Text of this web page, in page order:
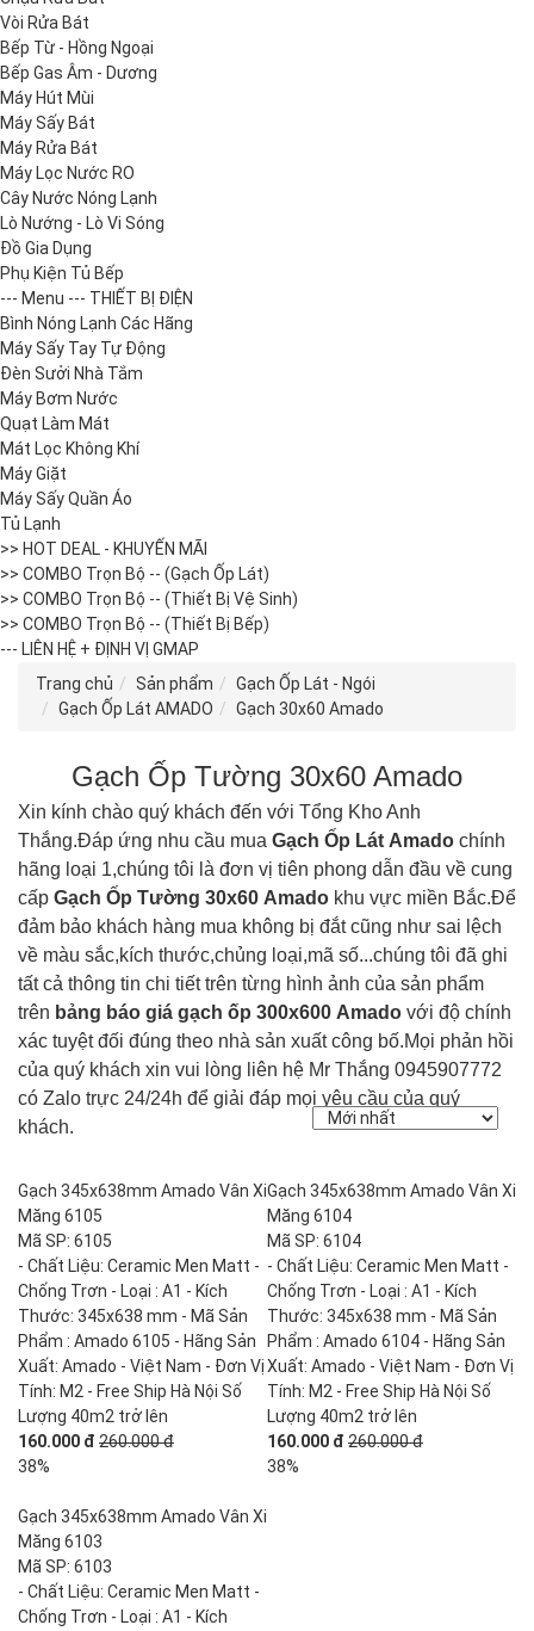
Vòi Rửa Bát
Bếp Từ - Hồng Ngoại
Bếp Gas Âm - Dương
Máy Hút Mùi
Máy Sấy Bát
Máy Rửa Bát
Máy Lọc Nước RO
Cây Nước Nóng Lạnh
Lò Nướng - Lò Vi Sóng
Đồ Gia Dụng
Phụ Kiện Tủ Bếp
--- Menu --- THIẾT BỊ ĐIỆN
Bình Nóng Lạnh Các Hãng
Máy Sấy Tay Tự Động
Đèn Sưởi Nhà Tắm
Máy Bơm Nước
Quạt Làm Mát
Mát Lọc Không Khí
Máy Giặt
Máy Sấy Quần Áo
Tủ Lạnh
>> HOT DEAL - KHUYẾN MÃI
>> COMBO Trọn Bộ -- (Gạch Ốp Lát)
>> COMBO Trọn Bộ -- (Thiết Bị Vệ Sinh)
>> COMBO Trọn Bộ -- (Thiết Bị Bếp)
--- LIÊN HỆ + ĐỊNH VỊ GMAP
Trang chủ
Sản phẩm
Gạch Ốp Lát - Ngói
Gạch Ốp Lát AMADO
Gạch 30x60 Amado
Gạch Ốp Tường 30x60 Amado
Xin kính chào quý khách đến với Tổng Kho Anh
Thắng.Đáp ứng nhu cầu mua Gạch Ốp Lát Amado chính
hãng loại 1,chúng tôi là đơn vị tiên phong dẫn đầu về cung
cấp Gạch Ốp Tường 30x60 Amado khu vực miền Bắc.Để
đảm bảo khách hàng mua không bị đắt cũng như sai lệch
về màu sắc,kích thước,chủng loại,mã số...chúng tôi đã ghi
tất cả thông tin chi tiết trên từng hình ảnh của sản phẩm
trên bảng báo giá gạch ốp 300x600 Amado với độ chính
xác tuyệt đối đúng theo nhà sản xuất công bố.Mọi phản hồi
của quý khách xin vui lòng liên hệ Mr Thắng 0945907772
có Zalo trực 24/24h để giải đáp mọi yêu cầu của quý
khách.
Gạch 345x638mm Amado Vân Xi
Măng 6105
Mã SP: 6105
- Chất Liệu: Ceramic Men Matt -
Chống Trơn - Loại : A1 - Kích
Thước: 345x638 mm - Mã Sản
Phẩm : Amado 6105 - Hãng Sản
Xuất: Amado - Việt Nam - Đơn Vị
Tính: M2 - Free Ship Hà Nội Số
Lượng 40m2 trở lên
160.000 đ 260.000 đ
38%
Gạch 345x638mm Amado Vân Xi
Măng 6104
Mã SP: 6104
- Chất Liệu: Ceramic Men Matt -
Chống Trơn - Loại : A1 - Kích
Thước: 345x638 mm - Mã Sản
Phẩm : Amado 6104 - Hãng Sản
Xuất: Amado - Việt Nam - Đơn Vị
Tính: M2 - Free Ship Hà Nội Số
Lượng 40m2 trở lên
160.000 đ 260.000 đ
38%
Gạch 345x638mm Amado Vân Xi
Măng 6103
Mã SP: 6103
- Chất Liệu: Ceramic Men Matt -
Chống Trơn - Loại : A1 - Kích